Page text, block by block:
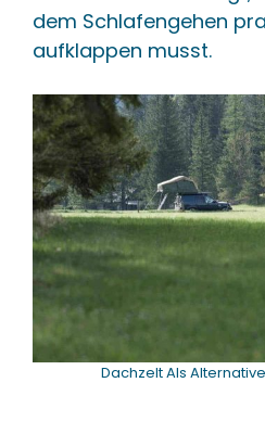
dem Schlafengehen
aufklappen musst.
Dachzelt Als